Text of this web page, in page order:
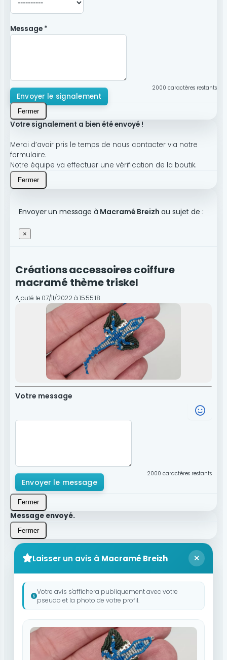
Message *
2000 caractères restants
Envoyer le signalement
Fermer
Votre signalement a bien été envoyé !
Merci d’avoir pris le temps de nous contacter via notre
formulaire.
Notre équipe va effectuer une vérification de la boutik.
Fermer
Envoyer un message à Macramé Breizh au sujet de :
×
Créations accessoires coiffure
macramé thème triskel
Ajouté le 07/11/2022 à 15:55:18
Votre message
2000 caractères restants
Envoyer le message
Fermer
Message envoyé.
Fermer
Laisser un avis à Macramé Breizh
Votre avis s'affichera publiquement avec votre
pseudo et la photo de votre profil.